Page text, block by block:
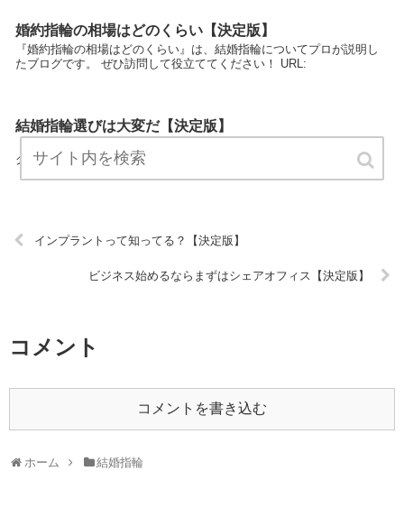
婚約指輪の相場はどのくらい【決定版】
『婚約指輪の相場はどのくらい』は、結婚指輪についてプロが説明し
たブログです。 ぜひ訪問して役立ててください！ URL:
結婚指輪選びは大変だ【決定版】
グです。 ぜひ訪問して役立ててください！ URL:
インプラントって知ってる？【決定版】
ビジネス始めるならまずはシェアオフィス【決定版】
コメント
コメントを書き込む
ホーム 結婚指輪